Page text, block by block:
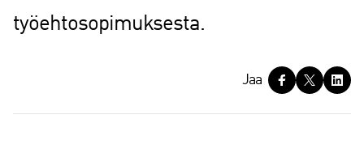
työehtosopimuksesta.
a
Jaa